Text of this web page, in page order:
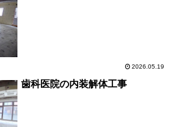
2026.05.19
歯科医院の内装解体工事